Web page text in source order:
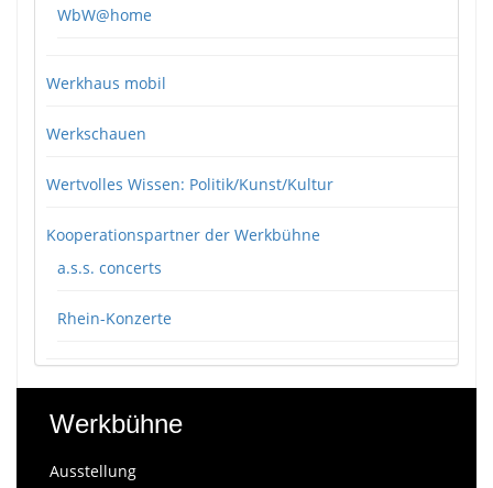
WbW@home
Werkhaus mobil
Werkschauen
Wertvolles Wissen: Politik/Kunst/Kultur
Kooperationspartner der Werkbühne
a.s.s. concerts
Rhein-Konzerte
Werkbühne
Ausstellung